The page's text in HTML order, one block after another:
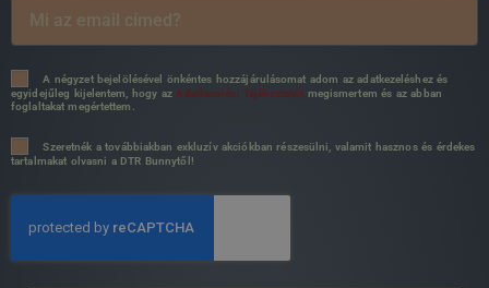
A négyzet bejelölésével önkéntes hozzájárulásomat adom az adatkezeléshez és
egyidejűleg kijelentem, hogy azAdatkezelési Tájékoztatót megismertem és az abban
foglaltakat megértettem.
Szeretnék a továbbiakban exkluzív akciókban részesülni, valamit hasznos és érdekes
tartalmakat olvasni a DTR Bunnytől!